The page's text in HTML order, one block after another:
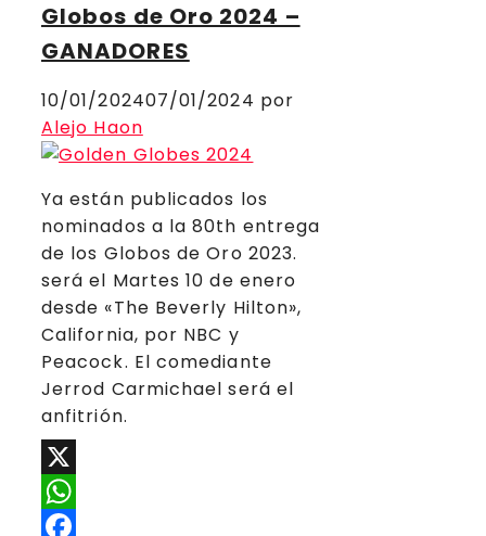
Globos de Oro 2024 –
GANADORES
10/01/202407/01/2024 por
Alejo Haon
Ya están publicados los
nominados a la 80th entrega
de los Globos de Oro 2023.
será el Martes 10 de enero
desde «The Beverly Hilton»,
California, por NBC y
Peacock. El comediante
Jerrod Carmichael será el
anfitrión.
X
WhatsApp